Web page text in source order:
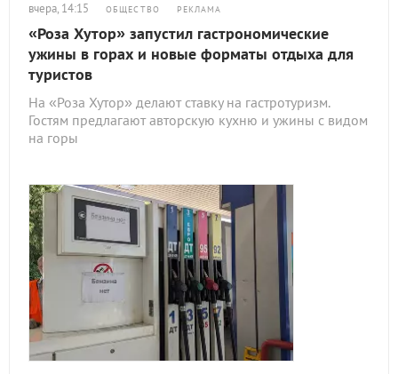
вчера, 14:15 ОБЩЕСТВО РЕКЛАМА
«Роза Хутор» запустил гастрономические
ужины в горах и новые форматы отдыха для
туристов
На «Роза Хутор» делают ставку на гастротуризм.
Гостям предлагают авторскую кухню и ужины с видом
на горы